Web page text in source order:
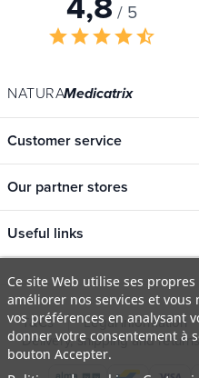
/ 5
starstarstarstarstar_half
NATURAMedicatrix
Customer service
Our partner stores
Useful links
Categories
New
Promotions
Catalogs
T&Cs Legal information
Delivery, shipping and returns
Ce site Web utilise ses
améliorer nos services et
vos préférences en analysant
donner votre consentement à
bouton Accepter.